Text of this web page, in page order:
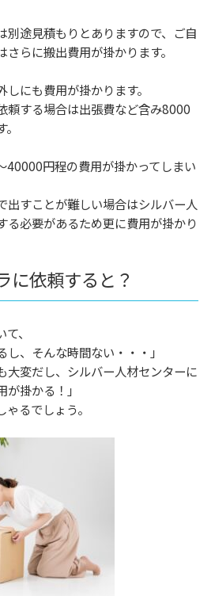
別途見積もりとありますので、ご自
らに搬出費用が掛かります。
にも費用が掛かります。
頼する場合は出張費など含み8000
40000円程の費用が掛かってしまい
出すことが難しい場合はシルバー人
る必要があるため更に費用が掛かり
に依頼すると？
、
し、そんな時間ない・・・」
大変だし、シルバー人材センターに
掛かる！」
るでしょう。